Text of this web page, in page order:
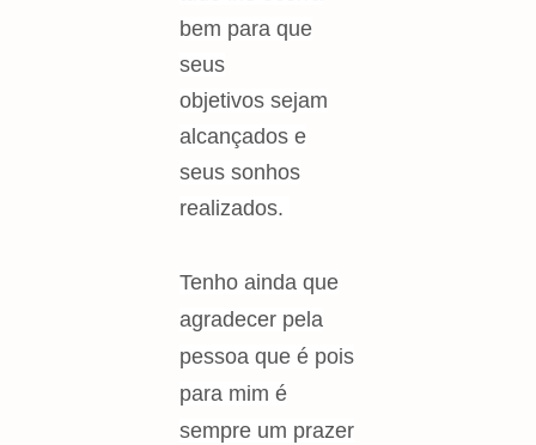
bem para que
seus
objetivos sejam
alcançados e
seus sonhos
realizados.
Tenho ainda que
agradecer pela
pessoa que é pois
para mim é
sempre um prazer